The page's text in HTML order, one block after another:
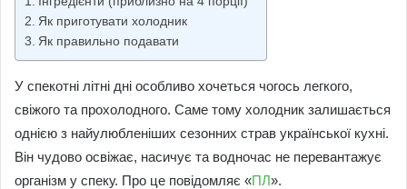
Як приготувати холодник
Як правильно подавати
У спекотні літні дні особливо хочеться чогось легкого,
свіжого та прохолодного. Саме тому холодник залишається
однією з найулюбленіших сезонних страв української кухні.
Він чудово освіжає, насичує та водночас не перевантажує
організм у спеку. Про це повідомляє «ПЛ».